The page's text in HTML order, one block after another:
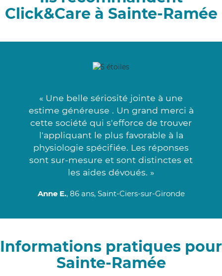
Click&Care à Sainte-Ramée
« Une belle sériosité jointe à une
estime généreuse . Un grand merci à
cette société qui s'efforce de trouver
l'appliquant le plus favorable à la
physiologie spécifiée. Les réponses
sont sur-mesure et sont distinctes et
les aides dévoués. »
Anne E., 86 ans, Saint-Ciers-sur-Gironde
Informations pratiques pour
Sainte-Ramée